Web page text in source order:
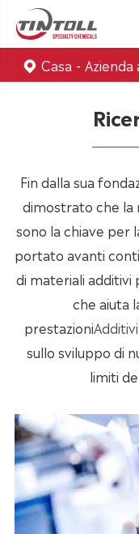
Casa Azienda
Fin dalla sua
dimostrato che la
sono la chiave per
portato avanti
di materiali additivi
che aiuta
prestazioni
sullo sviluppo di
limiti